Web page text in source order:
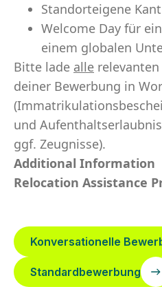
Standorteigene
Welcome Day für
einem globalen
​Bitte lade alle
deiner Bewerbung in
und
ggf. Zeugnisse).
Additional Information
Relocation Assistance
Konversationelle
Standardbewerbung